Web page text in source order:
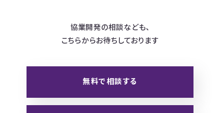
協業開発の相談なども、
こちらからお待ちしております
無料で相談する